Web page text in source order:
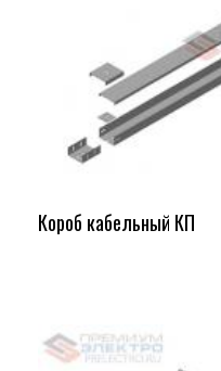
Короб кабельный КП